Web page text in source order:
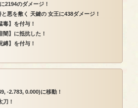
2194のダメージ！
悪を敷く 天鍵の 女王に438ダメージ！
毒】を付与！
闇】に抵抗した！
縛】を付与！
-2.783, 0.000)に移動！
刀！